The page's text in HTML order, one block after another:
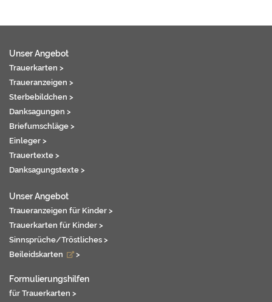
Unser Angebot
Trauerkarten >
Traueranzeigen >
Sterbebildchen >
Danksagungen >
Briefumschläge >
Einleger >
Trauertexte >
Danksagungstexte >
Unser Angebot
Traueranzeigen für Kinder >
Trauerkarten für Kinder >
Sinnsprüche/Tröstliches >
Beileidskarten
>
Formulierungshilfen
für Trauerkarten >